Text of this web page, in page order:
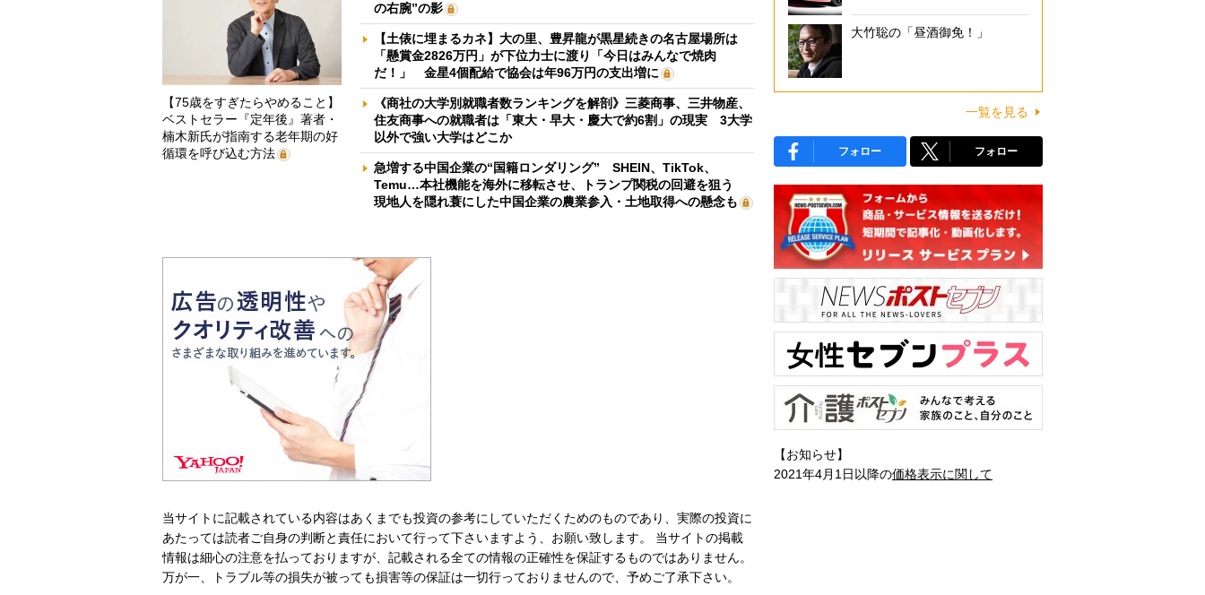
【75歳をすぎたらやめること】
ベストセラー『定年後』著者・
楠木新氏が指南する老年期の好
循環を呼び込む方法
の右腕”の影
【土俵に埋まるカネ】大の里、豊昇龍が黒星続きの名古屋場所は
「懸賞金2826万円」が下位力士に渡り「今日はみんなで焼肉
だ！」 金星4個配給で協会は年96万円の支出増に
《商社の大学別就職者数ランキングを解剖》三菱商事、三井物産、
住友商事への就職者は「東大・早大・慶大で約6割」の現実 3大学
以外で強い大学はどこか
急増する中国企業の“国籍ロンダリング” SHEIN、TikTok、
Temu…本社機能を海外に移転させ、トランプ関税の回避を狙う
現地人を隠れ蓑にした中国企業の農業参入・土地取得への懸念も
当サイトに記載されている内容はあくまでも投資の参考にしていただくためのものであり、実際の投資に
あたっては読者ご自身の判断と責任において行って下さいますよう、お願い致します。 当サイトの掲載
情報は細心の注意を払っておりますが、記載される全ての情報の正確性を保証するものではありません。
万が一、トラブル等の損失が被っても損害等の保証は一切行っておりませんので、予めご了承下さい。
大竹聡の「昼酒御免！」
一覧を見る
フォロー フォロー
【お知らせ】
2021年4月1日以降の価格表示に関して